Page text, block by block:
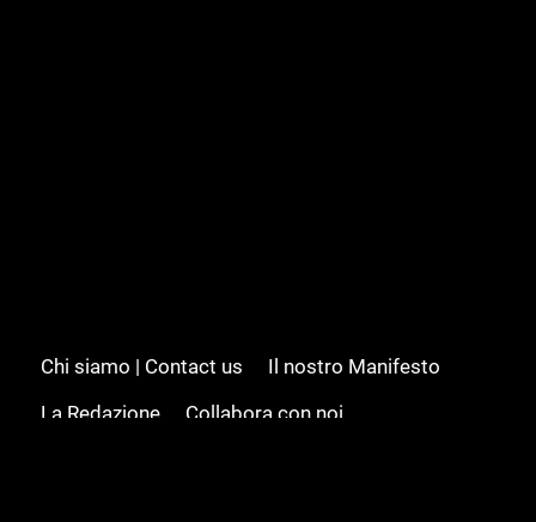
Chi siamo | Contact us
Il nostro Manifesto
La Redazione
Collabora con noi